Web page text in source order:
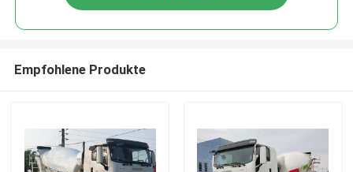
Empfohlene Produkte